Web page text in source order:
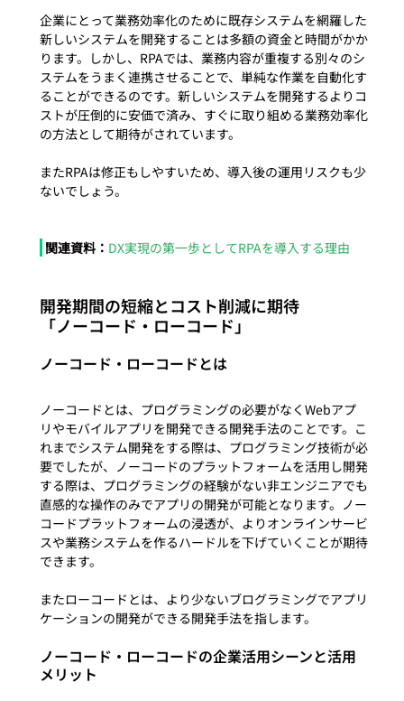
企業にとって業務効率化のために既存システムを網羅した
新しいシステムを開発することは多額の資金と時間がかか
ります。しかし、RPAでは、業務内容が重複する別々のシ
ステムをうまく連携させることで、単純な作業を自動化す
ることができるのです。新しいシステムを開発するよりコ
ストが圧倒的に安価で済み、すぐに取り組める業務効率化
の方法として期待がされています。
またRPAは修正もしやすいため、導入後の運用リスクも少
ないでしょう。
関連資料： DX実現の第一歩としてRPAを導入する理由
開発期間の短縮とコスト削減に期待
「ノーコード・ローコード」
ノーコード・ローコードとは
ノーコードとは、プログラミングの必要がなくWebアプ
リやモバイルアプリを開発できる開発手法のことです。こ
れまでシステム開発をする際は、プログラミング技術が必
要でしたが、ノーコードのプラットフォームを活用し開発
する際は、プログラミングの経験がない非エンジニアでも
直感的な操作のみでアプリの開発が可能となります。ノー
コードプラットフォームの浸透が、よりオンラインサービ
スや業務システムを作るハードルを下げていくことが期待
できます。
またローコードとは、より少ないブログラミングでアプリ
ノーコード・ローコードの企業活用シーンと活用
メリット